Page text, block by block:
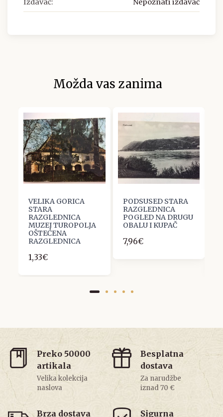
Izdavač: Nepoznati izdavač
Možda vas zanima
VELIKA GORICA
STARA
RAZGLEDNICA
MUZEJ TUROPOLJA
OŠTEĆENA
RAZGLEDNICA
1,33€
PODSUSED STARA
RAZGLEDNICA
POGLED NA DRUGU
OBALU I KUPAČ
7,96€
Preko 50000
artikala
Velika kolekcija
naslova
Besplatna
dostava
Za narudžbe
iznad 70 €
Brza dostava Sigurna